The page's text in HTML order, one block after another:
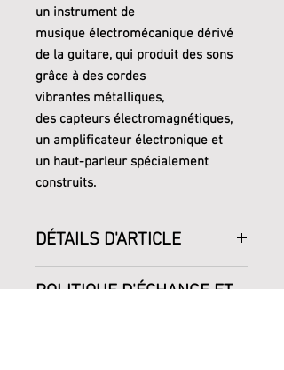
un instrument de
musique électromécanique dérivé
de la guitare, qui produit des sons
grâce à des cordes
vibrantes métalliques,
des capteurs électromagnétiques,
un amplificateur électronique et
un haut-parleur spécialement
construits.
DÉTAILS D'ARTICLE
Jeu de construction
POLITIQUE D'ÉCHANGE ET